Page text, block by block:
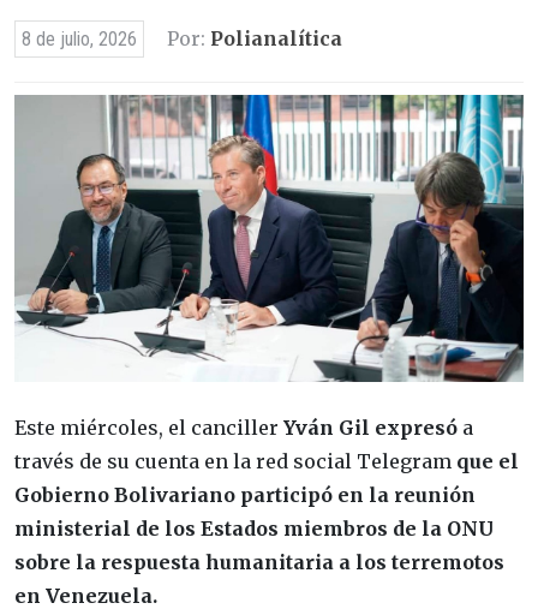
8 de julio, 2026 Por: Polianalítica
Este miércoles, el canciller Yván Gil expresó a
través de su cuenta en la red social Telegram que el
Gobierno Bolivariano participó en la reunión
ministerial de los Estados miembros de la ONU
sobre la respuesta humanitaria a los terremotos
en Venezuela.